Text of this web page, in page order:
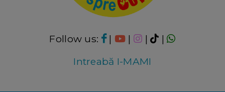
Follow us: | | |
|
Intreabă I-MAMI